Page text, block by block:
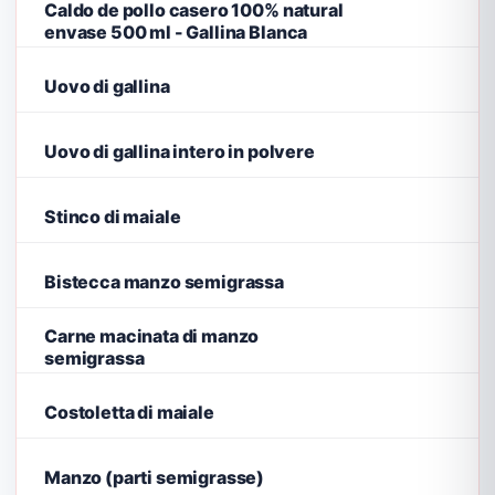
Caldo de pollo casero 100% natural
envase 500 ml - Gallina Blanca
Uovo di gallina
Uovo di gallina intero in polvere
Stinco di maiale
Bistecca manzo semigrassa
Carne macinata di manzo
semigrassa
Costoletta di maiale
Manzo (parti semigrasse)